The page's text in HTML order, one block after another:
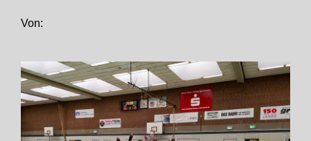
Von: